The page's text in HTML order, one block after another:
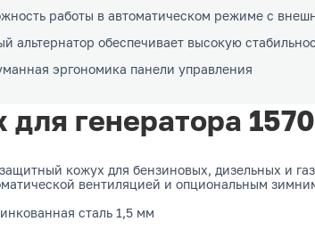
работы в автоматическом режиме с
альтернатор обеспечивает высокую
эргономика панели управления
для генератора
кожух для бензиновых, дизельных и
вентиляцией и опциональным
сталь 1,5 мм